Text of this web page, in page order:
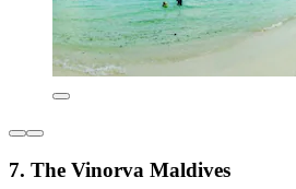
7. The Vinorva Maldives